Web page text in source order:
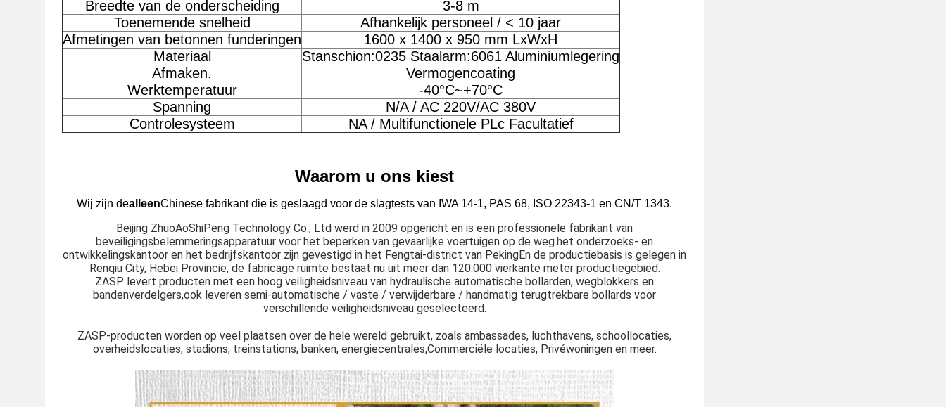
Breedte van de onderscheiding
3-8 m
Toenemende snelheid
Afhankelijk personeel / < 10 jaar
Afmetingen van betonnen funderingen
1600 x 1400 x 950 mm LxWxH
Materiaal
Stanschion:0235 Staalarm:6061 Aluminiumlegering
Afmaken.
Vermogencoating
Werktemperatuur
-40°C~+70°C
Spanning
N/A / AC 220V/AC 380V
Controlesysteem
NA / Multifunctionele PLc Facultatief
Waarom u ons kiest
Wij zijn dealleenChinese fabrikant die is geslaagd voor de slagtests van IWA 14-1, PAS 68, ISO 22343-1 en CN/T 1343.
Beijing ZhuoAoShiPeng Technology Co., Ltd werd in 2009 opgericht en is een professionele fabrikant van
beveiligingsbelemmeringsapparatuur voor het beperken van gevaarlijke voertuigen op de weg.het onderzoeks- en
ontwikkelingskantoor en het bedrijfskantoor zijn gevestigd in het Fengtai-district van PekingEn de productiebasis is gelegen in
Renqiu City, Hebei Provincie, de fabricage ruimte bestaat nu uit meer dan 120.000 vierkante meter productiegebied.
ZASP levert producten met een hoog veiligheidsniveau van hydraulische automatische bollarden, wegblokkers en
bandenverdelgers,ook leveren semi-automatische / vaste / verwijderbare / handmatig terugtrekbare bollards voor
verschillende veiligheidsniveau geselecteerd.
ZASP-producten worden op veel plaatsen over de hele wereld gebruikt, zoals ambassades, luchthavens, schoollocaties,
overheidslocaties, stadions, treinstations, banken, energiecentrales,Commerciële locaties, Privéwoningen en meer.